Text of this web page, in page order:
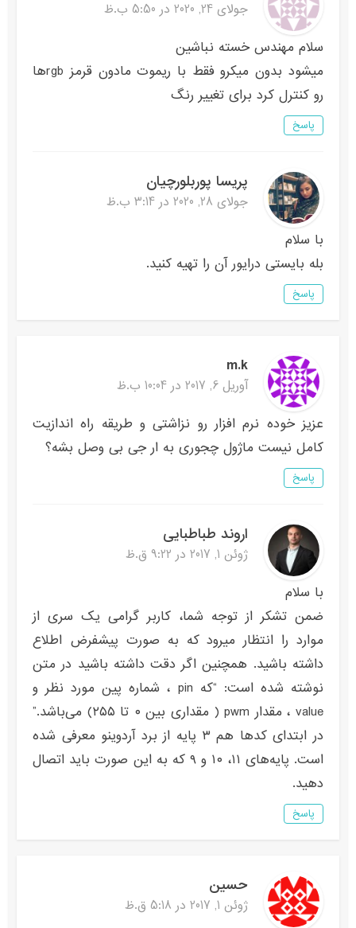
جولای 24, 2020 در 5:50 ب.ظ
سلام مهندس خسته نباشین
میشود بدون میکرو فقط با ریموت مادون قرمز rgbها
رو کنترل کرد برای تغییر رنگ
پاسخ
پریسا پوربلورچیان
جولای 28, 2020 در 3:14 ب.ظ
با سلام
بله بایستی درایور آن را تهیه کنید.
پاسخ
m.k
آوریل 6, 2017 در 10:04 ب.ظ
عزیز خوده نرم افزار رو نزاشتی و طریقه راه اندازیت
کامل نیست ماژول چجوری به ار جی بی وصل بشه؟
پاسخ
اروند طباطبایی
ژوئن 1, 2017 در 9:22 ق.ظ
با سلام
ضمن تشکر از توجه شما، کاربر گرامی یک سری از
موارد را انتظار میرود که به صورت پیشفرض اطلاع
داشته باشید. همچنین اگر دقت داشته باشید در متن
نوشته شده است: “که pin ، شماره پین مورد نظر و
value ، مقدار pwm ( مقداری بین ۰ تا ۲۵۵) می‌باشد.”
در ابتدای کدها هم ۳ پایه از برد آردوینو معرفی شده
است. پایه‌های ۱۱، ۱۰ و ۹ که به این صورت باید اتصال
دهید.
پاسخ
حسین
ژوئن 1, 2017 در 5:18 ق.ظ